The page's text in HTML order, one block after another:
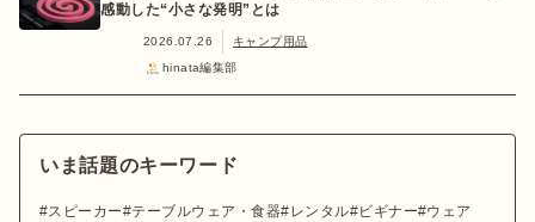
感動した“小さな発明”とは
2026.07.26
キャンプ用品
hinata編集部
いま話題のキーワード
スピーカー テーブルウェア・食器 レンタル ビギナー
ウェア